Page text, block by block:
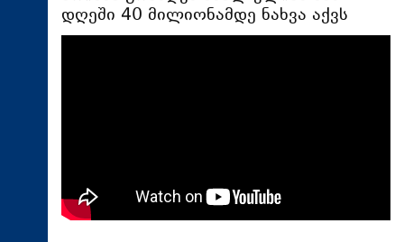
მსოფლიო
სპორტი
დღეში 40 მილიონამდე ნახვა აქვს